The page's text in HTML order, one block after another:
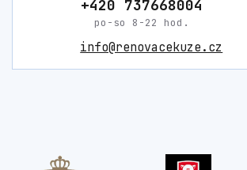
+420 737668004
po-so 8-22 hod.
info@renovacekuze.cz